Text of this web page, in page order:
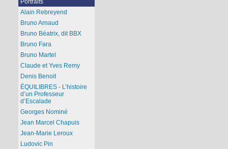
Portraits
Alain Rebreyend
Bruno Arnaud
Bruno Béatrix, dit BBX
Bruno Fara
Bruno Martel
Claude et Yves Remy
Denis Benoit
ÉQUILIBRES - L’histoire
d’un Professeur
d’Escalade
Georges Nominé
Jean Marcel Chapuis
Jean-Marie Leroux
Ludovic Pin